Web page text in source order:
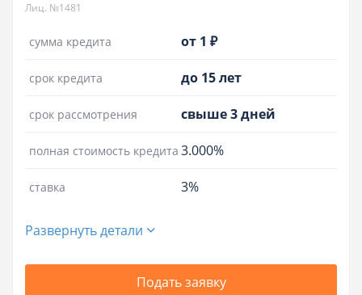
Лиц. №1481
сумма кредита от 1 ₽
срок кредита до 15 лет
срок рассмотрения свыше 3 дней
полная стоимость кредита 3.000%
ставка 3%
Развернуть детали
Подать заявку